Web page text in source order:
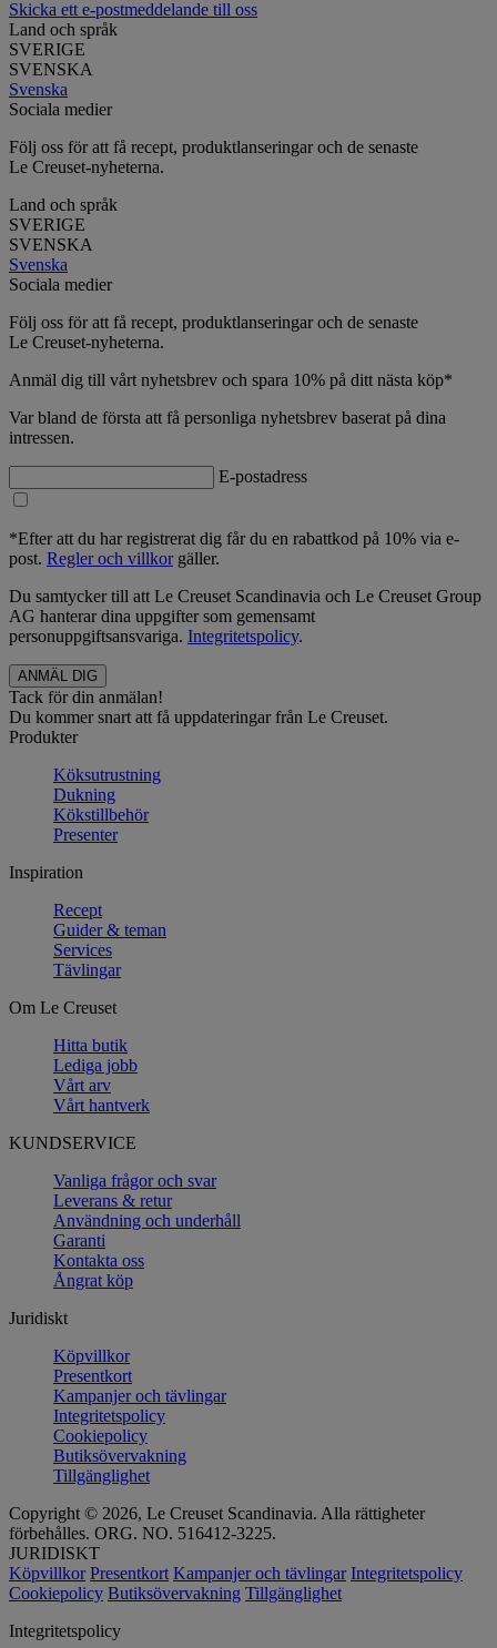
Skicka ett e-postmeddelande till oss
Land och språk
SVERIGE
SVENSKA
Svenska
Sociala medier
Följ oss för att få recept, produktlanseringar och de senaste
Le Creuset-nyheterna.
Land och språk
SVERIGE
SVENSKA
Svenska
Sociala medier
Följ oss för att få recept, produktlanseringar och de senaste
Le Creuset-nyheterna.
Anmäl dig till vårt nyhetsbrev och spara 10% på ditt nästa köp*
Var bland de första att få personliga nyhetsbrev baserat på dina
intressen.
E-postadress
*Efter att du har registrerat dig får du en rabattkod på 10% via e-
post. Regler och villkorgäller.
Du samtycker till att Le Creuset Scandinavia och Le Creuset Group
AG hanterar dina uppgifter som gemensamt
personuppgiftsansvariga. Integritetspolicy.
Tack för din anmälan!
Du kommer snart att få uppdateringar från Le Creuset.
Produkter
Köksutrustning
Dukning
Kökstillbehör
Presenter
Inspiration
Recept
Guider & teman
Services
Tävlingar
Om Le Creuset
Hitta butik
Lediga jobb
Vårt arv
Vårt hantverk
KUNDSERVICE
Vanliga frågor och svar
Leverans & retur
Användning och underhåll
Garanti
Kontakta oss
Ångrat köp
Juridiskt
Köpvillkor
Presentkort
Kampanjer och tävlingar
Integritetspolicy
Cookiepolicy
Butiksövervakning
Tillgänglighet
Copyright © 2026, Le Creuset Scandinavia. Alla rättigheter
förbehålles. ORG. NO. 516412-3225.
JURIDISKT
Köpvillkor Presentkort Kampanjer och tävlingar Integritetspolicy
Cookiepolicy Butiksövervakning Tillgänglighet
Integritetspolicy